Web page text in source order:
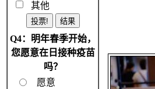
其他
Q4：明年春季开始，
您愿意在日接种疫苗
吗？
愿意